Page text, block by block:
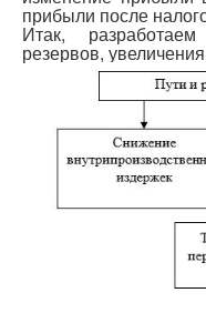
прибыли после
Итак,
резервов,